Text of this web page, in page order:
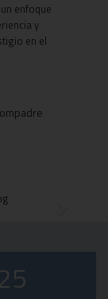
enfoque
y
en el